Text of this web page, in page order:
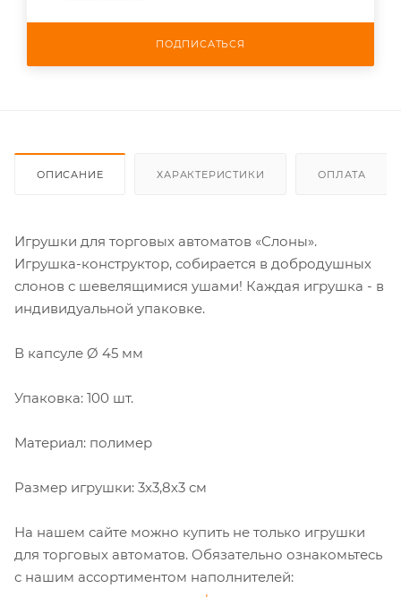
ПОДПИСАТЬСЯ
ОПИСАНИЕ ХАРАКТЕРИСТИКИ ОПЛАТА
Игрушки для торговых автоматов «Слоны».
Игрушка-конструктор, собирается в добродушных
слонов с шевелящимися ушами! Каждая игрушка - в
индивидуальной упаковке.
В капсуле Ø 45 мм
Упаковка: 100 шт.
Материал: полимер
Размер игрушки: 3х3,8х3 см
На нашем сайте можно купить не только игрушки
для торговых автоматов. Обязательно ознакомьтесь
с нашим ассортиментом наполнителей: